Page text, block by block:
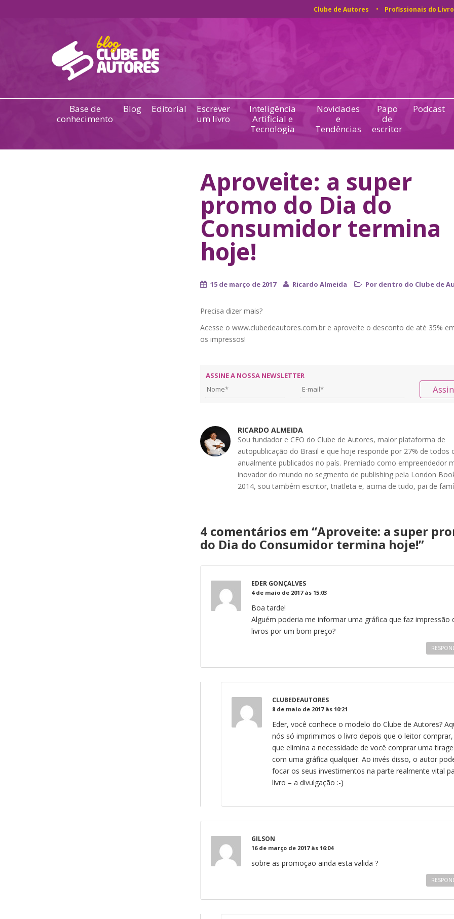
Clube de Autores Profissionais do Livro
Base de
conhecimento
Blog Editorial
Escrever
um livro
Inteligência
Artificial e
Tecnologia
Novidades
e
Tendências
Papo
de
escritor
Podcast
Aproveite: a super
promo do Dia do
Consumidor termina
hoje!
15 de março de 2017 Ricardo Almeida Por dentro do Clube de
Precisa dizer mais?
Acesse o www.clubedeautores.com.br e aproveite o desconto de até 35%
os impressos!
ASSINE A NOSSA NEWSLETTER
RICARDO ALMEIDA
Sou fundador e CEO do Clube de Autores, maior plataforma de
autopublicação do Brasil e que hoje responde por 27% de todos
anualmente publicados no país. Premiado como empreendedor
inovador do mundo no segmento de publishing pela London
2014, sou também escritor, triatleta e, acima de tudo, pai de
4 comentários em “Aproveite: a super
do Dia do Consumidor termina hoje!”
EDER GONÇALVES
4 de maio de 2017 às 15:03
Boa tarde!
Alguém poderia me informar uma gráfica que faz impressão
livros por um bom preço?
CLUBEDEAUTORES
8 de maio de 2017 às 10:21
Eder, você conhece o modelo do Clube de Autores?
nós só imprimimos o livro depois que o leitor
que elimina a necessidade de você comprar uma
com uma gráfica qualquer. Ao invés disso, o autor
focar os seus investimentos na parte realmente vital
livro – a divulgação :-)
GILSON
16 de março de 2017 às 16:04
sobre as promoção ainda esta valida ?